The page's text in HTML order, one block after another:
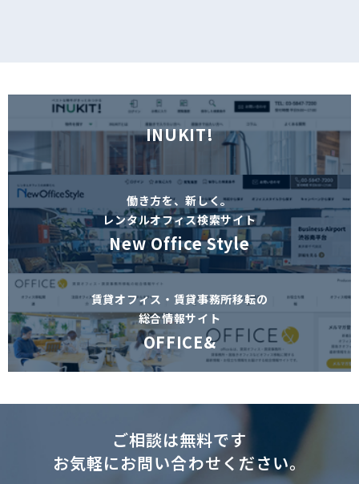
INUKIT!
働き方を、新しく。
レンタルオフィス検索サイト
New Office Style
賃貸オフィス・賃貸事務所移転の
総合情報サイト
OFFICE&
ご相談は無料です
お気軽にお問い合わせください。